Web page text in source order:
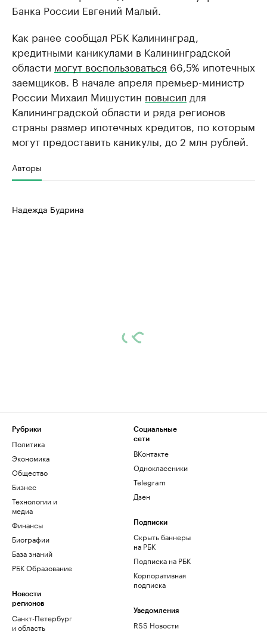
Банка России Евгений Малый.
Как ранее сообщал РБК Калининград,
кредитными каникулами в Калининградской
области могут воспользоваться 66,5% ипотечных
заемщиков. В начале апреля премьер-министр
России Михаил Мишустин повысил для
Калининградской области и ряда регионов
страны размер ипотечных кредитов, по которым
могут предоставить каникулы, до 2 млн рублей.
Авторы
Надежда Будрина
Рубрики
Политика
Экономика
Общество
Бизнес
Технологии и
медиа
Финансы
Биографии
База знаний
РБК Образование
Новости
регионов
Санкт-Петербург
и область
Социальные
сети
ВКонтакте
Одноклассники
Telegram
Дзен
Подписки
Скрыть баннеры
на РБК
Подписка на РБК
Корпоративная
подписка
Уведомления
RSS Новости